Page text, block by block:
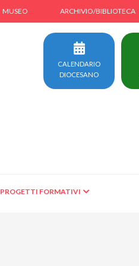
MUSEO ARCHIVIO/BIBLIOTECA
CALENDARIO
DIOCESANO
PROGETTI FORMATIVI